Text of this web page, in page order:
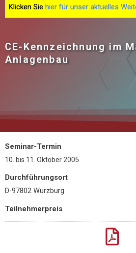
Klicken Sie hier für unser aktuelles
CE-Kennzeichnung im
Anlagenbau
Seminar-Termin
10. bis 11. Oktober 2005
Durchführungsort
D-97802 Würzburg
Teilnehmerpreis